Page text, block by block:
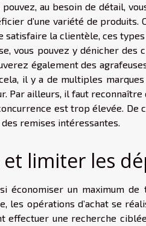
au besoin de détail,
d’une variété de produits.
satisfaire la clientèle, ces
vous pouvez y dénicher des
également des
il y a de multiples
Par ailleurs, il faut
est trop élevée. De
remises intéressantes.
limiter les
économiser un maximum
les opérations d’achat se
effectuer une recherche